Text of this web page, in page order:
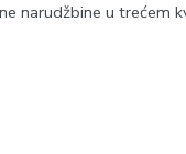
narudžbine u trećem